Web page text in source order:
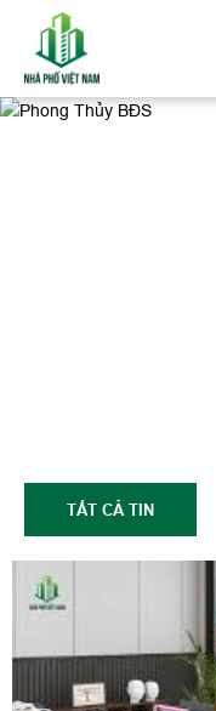
TẤT CẢ TIN